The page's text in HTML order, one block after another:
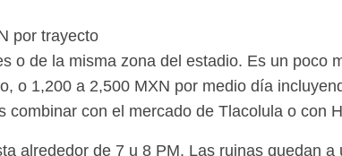
por trayecto
o de la misma zona del estadio. Es un poco
o 1,200 a 2,500 MXN por medio día
con el mercado de Tlacolula o con
alrededor de 7 u 8 PM. Las ruinas quedan